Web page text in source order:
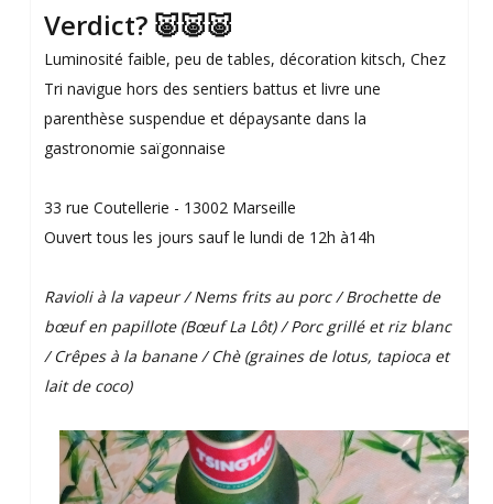
Verdict? 🐷🐷🐷
Luminosité faible, peu de tables, décoration kitsch, Chez
Tri navigue hors des sentiers battus et livre une
parenthèse suspendue et dépaysante dans la
gastronomie saïgonnaise
33 rue Coutellerie - 13002 Marseille
Ouvert tous les jours sauf le lundi de 12h à14h
Ravioli à la vapeur / Nems frits au porc / Brochette de
bœuf en papillote (Bœuf La Lôt) / Porc grillé et riz blanc
/ Crêpes à la banane / Chè (graines de lotus, tapioca et
lait de coco)